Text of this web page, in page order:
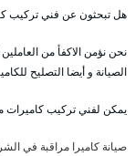
هل تبحثون عن فني تركيب
نحن نؤمن الاكفأ من
الصيانة و أيضا التصليح
يمكن لفني تركيب كاميرات
صيانة كاميرا مراقبة في